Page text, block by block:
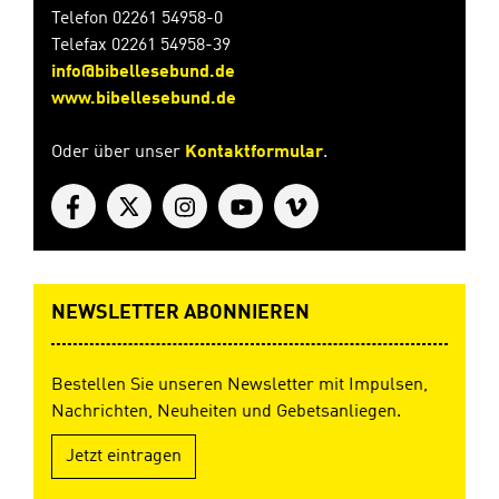
Telefon 02261 54958-0
Telefax 02261 54958-39
info@bibellesebund.de
www.bibellesebund.de
Oder über unser Kontaktformular.
NEWSLETTER ABONNIEREN
Bestellen Sie unseren Newsletter mit Impulsen,
Nachrichten, Neuheiten und Gebetsanliegen.
Jetzt eintragen